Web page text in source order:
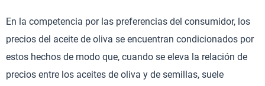
En la competencia por las preferencias del consumidor, los
precios del aceite de oliva se encuentran condicionados por
estos hechos de modo que, cuando se eleva la relación de
precios entre los aceites de oliva y de semillas, suele